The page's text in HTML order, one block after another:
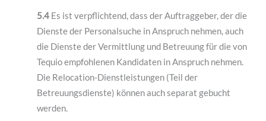
5.4Es ist verpflichtend, dass der Auftraggeber, der die
Dienste der Personalsuche in Anspruch nehmen, auch
die Dienste der Vermittlung und Betreuung für die von
Tequio empfohlenen Kandidaten in Anspruch nehmen.
Die Relocation-Dienstleistungen (Teil der
Betreuungsdienste) können auch separat gebucht
werden.